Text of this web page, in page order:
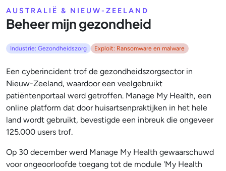
AUSTRALIË & NIEUW-ZEELAND
Beheer mijn gezondheid
Industrie: Gezondheidszorg Exploit: Ransomware en malware
Een cyberincident trof de gezondheidszorgsector in
Nieuw-Zeeland, waardoor een veelgebruikt
patiëntenportaal werd getroffen. Manage My Health, een
online platform dat door huisartsenpraktijken in het hele
land wordt gebruikt, bevestigde een inbreuk die ongeveer
125.000 users trof.
Op 30 december werd Manage My Health gewaarschuwd
voor ongeoorloofde toegang tot de module 'My Health